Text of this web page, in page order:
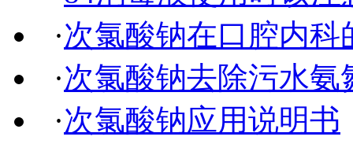
·次氯酸钠在口腔内科
·次氯酸钠去除污水氨
·次氯酸钠应用说明书